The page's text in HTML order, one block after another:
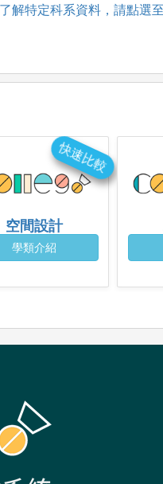
解特定科系資料，請點選
空間設計
學類介紹
快速比較